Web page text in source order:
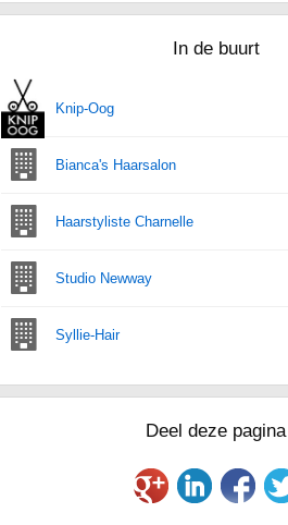
In de buurt
Knip-Oog
Bianca's Haarsalon
Haarstyliste Charnelle
Studio Newway
Syllie-Hair
Deel deze pagina